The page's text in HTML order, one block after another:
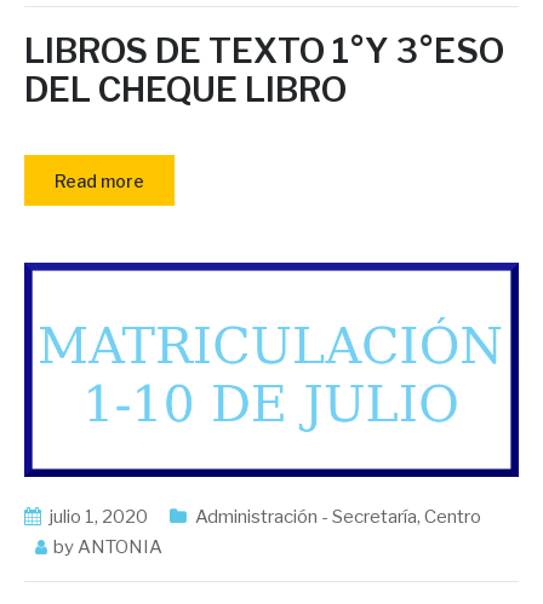
LIBROS DE TEXTO 1°Y 3°ESO
DEL CHEQUE LIBRO
Read more
julio 1, 2020 Administración - Secretaría, Centro
byANTONIA